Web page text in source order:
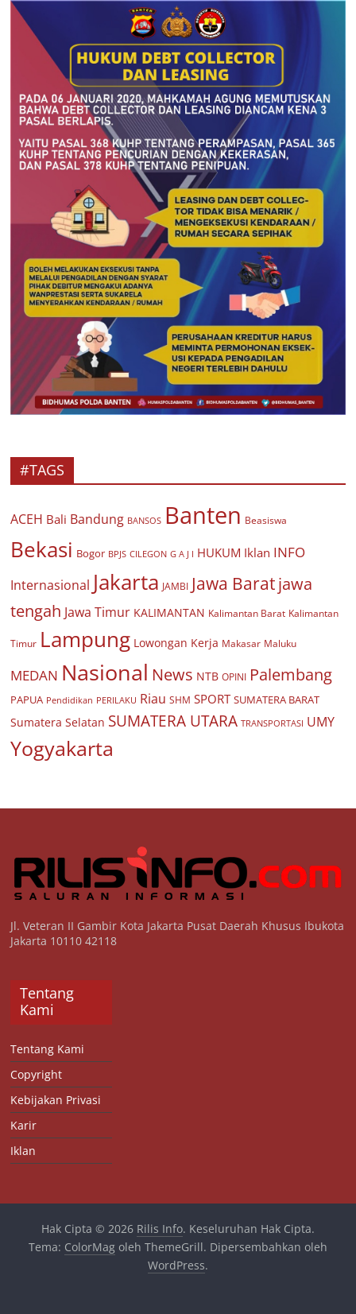
#TAGS
ACEH Bali Bandung BANSOS Banten Beasiswa
Bekasi Bogor BPJS CILEGON G A J I HUKUM Iklan INFO
Internasional Jakarta JAMBI Jawa Baratjawa
tengah Jawa Timur KALIMANTAN Kalimantan Barat Kalimantan
Timur Lampung Lowongan Kerja Makasar Maluku
MEDAN Nasional News NTB OPINI Palembang
PAPUA Pendidikan PERILAKU Riau SHM SPORT SUMATERA BARAT
Sumatera Selatan SUMATERA UTARA TRANSPORTASI UMY
Yogyakarta
Jl. Veteran II Gambir Kota Jakarta Pusat Daerah Khusus Ibukota
Jakarta 10110 42118
Tentang
Kami
Tentang Kami
Copyright
Kebijakan Privasi
Karir
Iklan
Hak Cipta © 2026 Rilis Info. Keseluruhan Hak Cipta.
Tema: ColorMagoleh ThemeGrill. Dipersembahkan oleh
WordPress.